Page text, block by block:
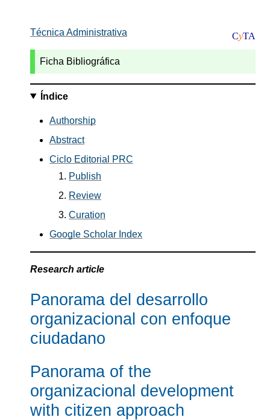
CyTA
Técnica Administrativa
Ficha Bibliográfica
Índice
Authorship
Abstract
Ciclo Editorial PRC
Publish
Review
Curation
Google Scholar Index
Research article
Panorama del desarrollo
organizacional con enfoque
ciudadano
Panorama of the
organizacional development
with citizen approach